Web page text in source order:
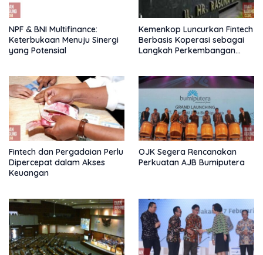
NPF & BNI Multifinance:
Keterbukaan Menuju Sinergi
yang Potensial
Kemenkop Luncurkan Fintech
Berbasis Koperasi sebagai
Langkah Perkembangan
Fintech dan Pergadaian Perlu
Dipercepat dalam Akses
Keuangan
OJK Segera Rencanakan
Perkuatan AJB Bumiputera